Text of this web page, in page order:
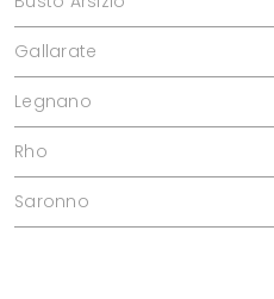
Gallarate
Legnano
Rho
Saronno